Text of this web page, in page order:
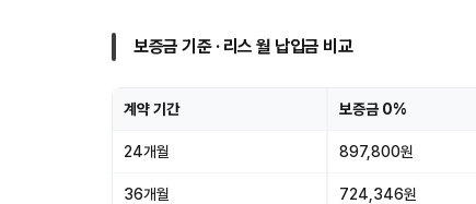
보증금 기준 · 리스 월 납입금 비교
계약 기간 보증금 0%
24개월 897,800원
36개월 724,346원